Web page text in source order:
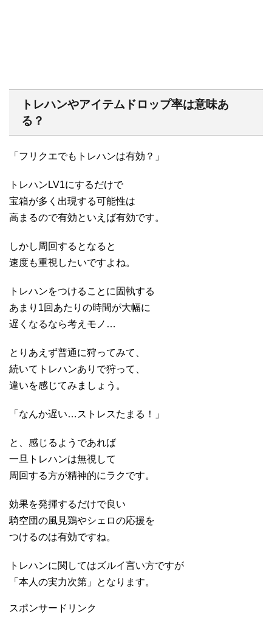
トレハンやアイテムドロップ率は意味あ
る？
「フリクエでもトレハンは有効？」
トレハンLV1にするだけで
宝箱が多く出現する可能性は
高まるので有効といえば有効です。
しかし周回するとなると
速度も重視したいですよね。
トレハンをつけることに固執する
あまり1回あたりの時間が大幅に
遅くなるなら考えモノ…
とりあえず普通に狩ってみて、
続いてトレハンありで狩って、
違いを感じてみましょう。
「なんか遅い…ストレスたまる！」
と、感じるようであれば
一旦トレハンは無視して
周回する方が精神的にラクです。
効果を発揮するだけで良い
騎空団の風見鶏やシェロの応援を
つけるのは有効ですね。
トレハンに関してはズルイ言い方ですが
「本人の実力次第」となります。
スポンサードリンク